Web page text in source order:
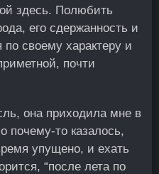
здесь. Полюбить
его сдержанность и
своему характеру и
почти
она приходила мне в
почему-то казалось,
упущено, и ехать
“после лета по